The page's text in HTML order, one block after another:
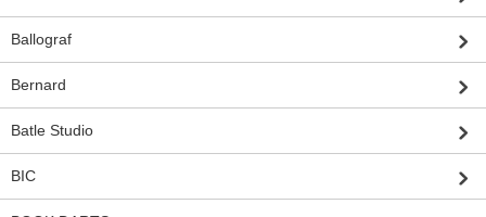
Ballograf
Bernard
Batle Studio
BIC